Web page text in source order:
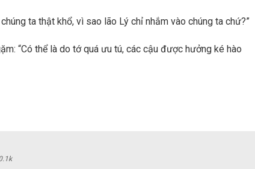
ta thật khổ, vì sao lão Lý chỉ nhắm vào chúng ta chứ?”
“Có thể là do tớ quá ưu tú, các cậu được hưởng ké hào